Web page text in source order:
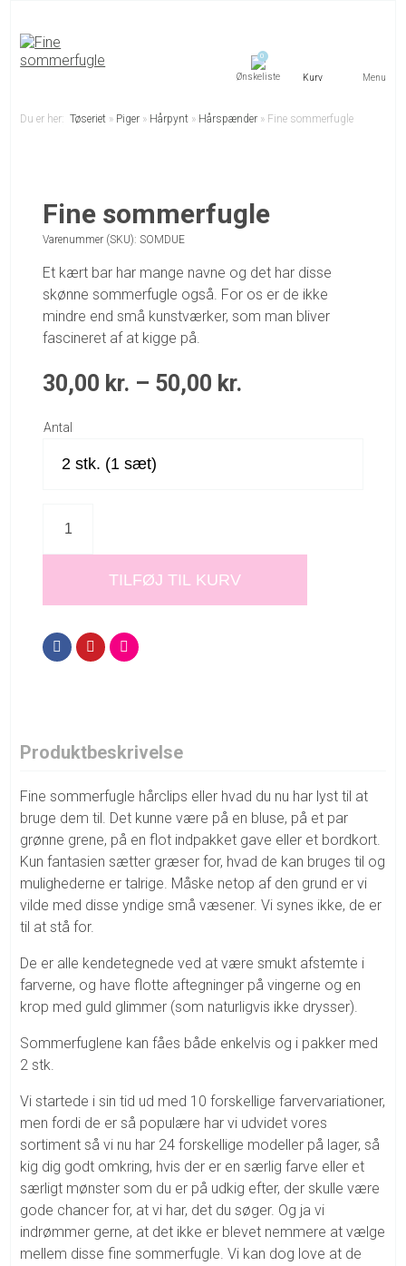
0
Menu
Du er her:Tøseriet » Piger » Hårpynt » Hårspænder » Fine sommerfugle
Fine sommerfugle
Varenummer (SKU):SOMDUE
Et kært bar har mange navne og det har disse
skønne sommerfugle også. For os er de ikke
mindre end små kunstværker, som man bliver
fascineret af at kigge på.
30,00 kr. – 50,00 kr.
Antal
TILFØJ TIL KURV
Produktbeskrivelse
Fine sommerfugle hårclips eller hvad du nu har lyst til at
bruge dem til. Det kunne være på en bluse, på et par
grønne grene, på en flot indpakket gave eller et bordkort.
Kun fantasien sætter græser for, hvad de kan bruges til og
mulighederne er talrige. Måske netop af den grund er vi
vilde med disse yndige små væsener. Vi synes ikke, de er
til at stå for.
De er alle kendetegnede ved at være smukt afstemte i
farverne, og have flotte aftegninger på vingerne og en
krop med guld glimmer (som naturligvis ikke drysser).
Sommerfuglene kan fåes både enkelvis og i pakker med
2 stk.
Vi startede i sin tid ud med 10 forskellige farvervariationer,
men fordi de er så populære har vi udvidet vores
sortiment så vi nu har 24 forskellige modeller på lager, så
kig dig godt omkring, hvis der er en særlig farve eller et
særligt mønster som du er på udkig efter, der skulle være
gode chancer for, at vi har, det du søger. Og ja vi
indrømmer gerne, at det ikke er blevet nemmere at vælge
mellem disse fine sommerfugle. Vi kan dog love at de